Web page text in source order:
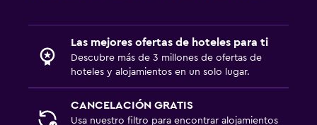
Las mejores ofertas de hoteles para ti
Descubre más de 3 millones de ofertas de
hoteles y alojamientos en un solo lugar.
CANCELACIÓN GRATIS
Usa nuestro filtro para encontrar alojamientos